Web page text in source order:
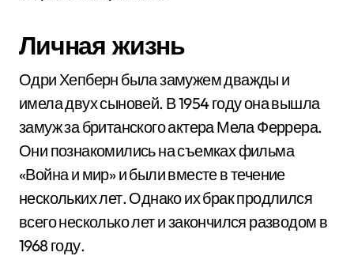
Личная жизнь
Одри Хепберн была замужем дважды и
имела двух сыновей. В 1954 году она вышла
замуж за британского актера Мела Феррера.
Они познакомились на съемках фильма
«Война и мир» и были вместе в течение
нескольких лет. Однако их брак продлился
всего несколько лет и закончился разводом в
1968 году.